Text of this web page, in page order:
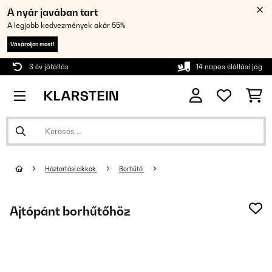
A nyár javában tart
A legjobb kedvezmények akár 55%
Vásároljon most!
3 év jótállás 14 napos elállási jog
Háztartási cikkek Borhűtő
Ajtópánt borhűtőhöz